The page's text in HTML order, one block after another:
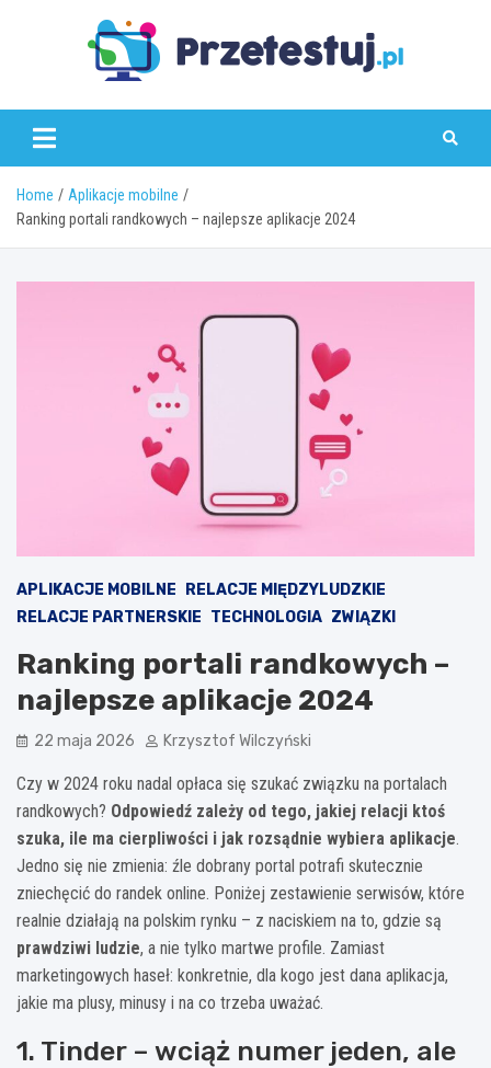
przetestuj.pl
Home
Aplikacje mobilne
Ranking portali randkowych – najlepsze aplikacje 2024
APLIKACJE MOBILNE
RELACJE MIĘDZYLUDZKIE
RELACJE PARTNERSKIE TECHNOLOGIA ZWIĄZKI
Ranking portali randkowych –
najlepsze aplikacje 2024
22 maja 2026 Krzysztof Wilczyński
Czy w 2024 roku nadal opłaca się szukać związku na portalach
randkowych? Odpowiedź zależy od tego, jakiej relacji ktoś
szuka, ile ma cierpliwości i jak rozsądnie wybiera aplikacje.
Jedno się nie zmienia: źle dobrany portal potrafi skutecznie
zniechęcić do randek online. Poniżej zestawienie serwisów, które
realnie działają na polskim rynku – z naciskiem na to, gdzie są
prawdziwi ludzie, a nie tylko martwe profile. Zamiast
marketingowych haseł: konkretnie, dla kogo jest dana aplikacja,
jakie ma plusy, minusy i na co trzeba uważać.
1. Tinder – wciąż numer jeden, ale